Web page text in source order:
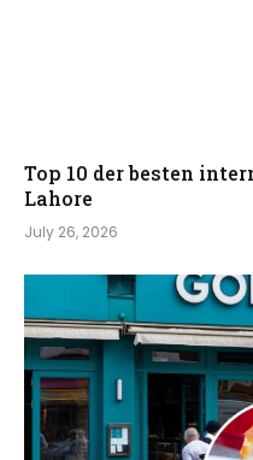
Top 10 der besten
Lahore
July 26, 2026